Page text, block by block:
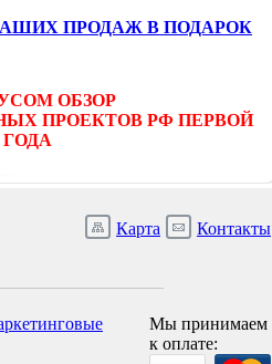
ПРОДАЖ В ПОДАРОК
ОБЗОР
ПРОЕКТОВ РФ ПЕРВОЙ
Карта Контакты
Мы принимаем
к оплате: